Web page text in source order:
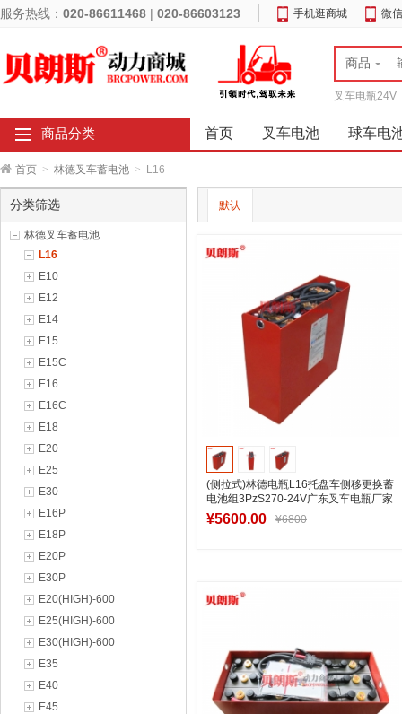
服务热线： 020-86611468 | 020-86603123 手机逛商城 微
商品
叉车电瓶24V
商品分类 首页 叉车电池 球车电
首页 > 林德叉车蓄电池 > L16
分类筛选
林德叉车蓄电池
L16
E10
E12
E14
E15
E15C
E16
E16C
E18
E20
E25
E30
E16P
E18P
E20P
E30P
E20(HIGH)-600
E25(HIGH)-600
E30(HIGH)-600
E35
E40
E45
默认
(侧拉式)林德电瓶L16托盘车侧移更换蓄
电池组3PzS270-24V广东叉车电瓶厂家
¥5600.00 ¥6800